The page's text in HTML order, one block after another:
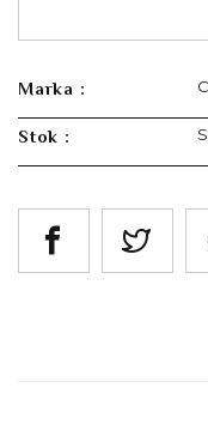
Marka :
Stok :